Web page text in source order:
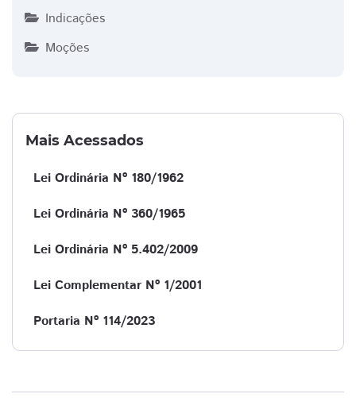
Indicações
Moções
Mais Acessados
Lei Ordinária Nº 180/1962
Lei Ordinária Nº 360/1965
Lei Ordinária Nº 5.402/2009
Lei Complementar Nº 1/2001
Portaria Nº 114/2023